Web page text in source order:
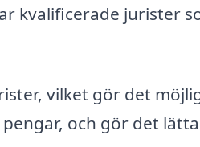
kvalificerade jurister
vilket gör det
och gör det